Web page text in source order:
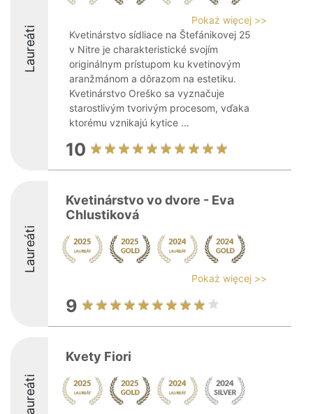
Laureáti
Pokaż więcej >>
Kvetinárstvo sídliace na Štefánikovej 25
v Nitre je charakteristické svojím
originálnym prístupom ku kvetinovým
aranžmánom a dôrazom na estetiku.
Kvetinárstvo Oreško sa vyznačuje
starostlivým tvorivým procesom, vďaka
ktorému vznikajú kytice ...
10
Laureáti
Kvetinárstvo vo dvore - Eva
Chlustiková
Pokaż więcej >>
9
Laureáti
Kvety Fiori